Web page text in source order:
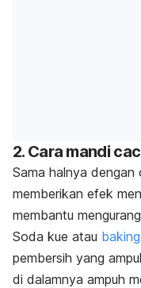
2. Cara mandi
Sama halnya dengan
memberikan efek
membantu
Soda kue atau
pembersih yang
di dalamnya ampuh